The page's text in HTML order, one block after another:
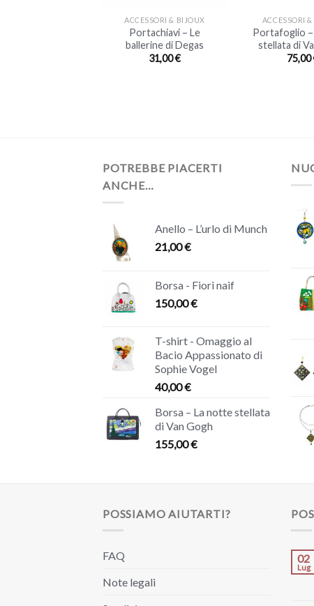
ACCESSORI & BIJOUX
Portachiavi – Le
ballerine di Degas
31,00€
ACCESSORI
Portafoglio
stellata di
75,00
POTREBBE PIACERTI
ANCHE…
Anello – L’urlo di Munch
21,00€
Borsa - Fiori naif
150,00€
T-shirt - Omaggio al
Bacio Appassionato di
Sophie Vogel
40,00€
Borsa – La notte stellata
di Van Gogh
155,00€
POSSIAMO AIUTARTI?
FAQ
Note legali
02
Lug